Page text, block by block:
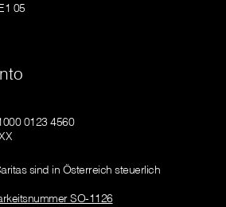
05
0123 4560
sind in Österreich steuerlich
SO-1126